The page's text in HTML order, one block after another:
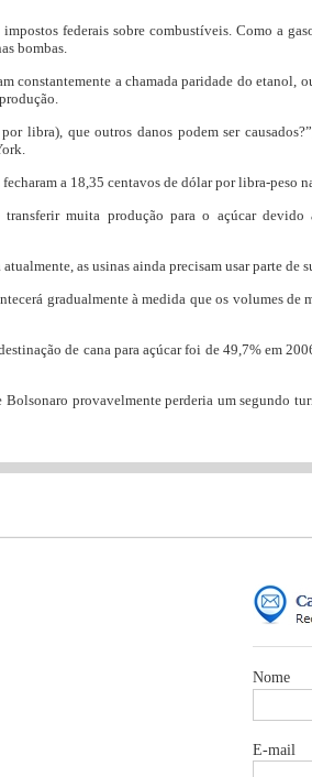
federais sobre combustíveis. Como a
bombas.
constantemente a chamada paridade do
libra), que outros danos podem ser
a 18,35 centavos de dólar por libra-peso
transferir muita produção para o açúcar
as usinas ainda precisam usar parte de
gradualmente à medida que os volumes de
de cana para açúcar foi de 49,7% em
provavelmente perderia um segundo
Nome
E-mail